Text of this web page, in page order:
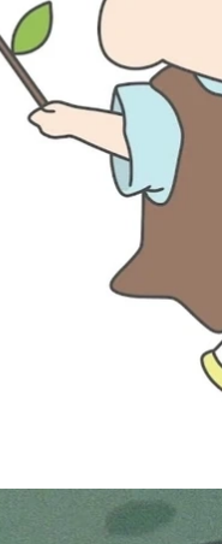
https://